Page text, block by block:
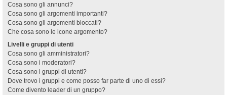
Cosa sono gli annunci?
Cosa sono gli argomenti importanti?
Cosa sono gli argomenti bloccati?
Che cosa sono le icone argomento?
Livelli e gruppi di utenti
Cosa sono gli amministratori?
Cosa sono i moderatori?
Cosa sono i gruppi di utenti?
Dove trovo i gruppi e come posso far parte di uno di essi?
Come divento leader di un gruppo?